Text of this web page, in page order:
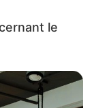
le